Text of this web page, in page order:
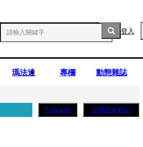
登入
瑪法達 專欄 動態雜誌
Podcasts 訂閱紙本雜誌